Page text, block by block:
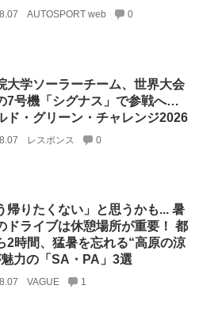
AUTOSPORT web 0
大学ソーラーチーム、世界大会
7号機「シグナス」で参戦へ…
ド・グリーン・チャレンジ2026
レスポンス 0
帰りたくない」と思うかも... 暑
ドライブは休憩場所が重要！ 都
2時間、猛暑を忘れる“高原の涼
力の「SA・PA」3選
VAGUE 1